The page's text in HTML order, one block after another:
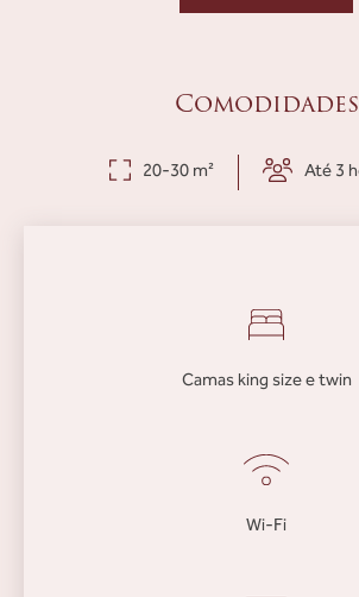
Comodidades
20-30 m² Até 3
Camas king size e twin
Wi-Fi